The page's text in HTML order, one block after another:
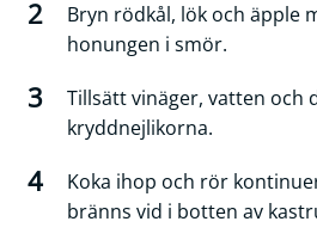
Bryn rödkål, lök och äpple
honungen i smör.
Tillsätt vinäger, vatten och
kryddnejlikorna.
Koka ihop och rör
bränns vid i botten av